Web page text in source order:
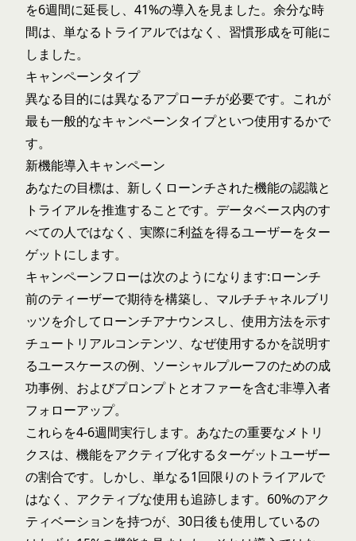
を6週間に延長し、41%の導入を見ました。余分な時
間は、単なるトライアルではなく、習慣形成を可能に
しました。
キャンペーンタイプ
異なる目的には異なるアプローチが必要です。これが
最も一般的なキャンペーンタイプといつ使用するかで
す。
新機能導入キャンペーン
あなたの目標は、新しくローンチされた機能の認識と
トライアルを推進することです。データベース内のす
べての人ではなく、実際に利益を得るユーザーをター
ゲットにします。
キャンペーンフローは次のようになります:ローンチ
前のティーザーで期待を構築し、マルチチャネルブリ
ッツを介してローンチアナウンスし、使用方法を示す
チュートリアルコンテンツ、なぜ使用するかを説明す
るユースケースの例、ソーシャルプルーフのための成
功事例、およびプロンプトとオファーを含む非導入者
フォローアップ。
これらを4-6週間実行します。あなたの重要なメトリ
クスは、機能をアクティブ化するターゲットユーザー
の割合です。しかし、単なる1回限りのトライアルで
はなく、アクティブな使用も追跡します。60%のアク
ティベーションを持つが、30日後も使用しているの